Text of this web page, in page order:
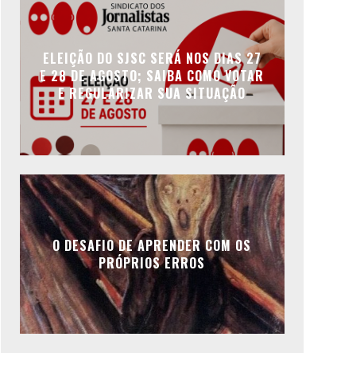
ELEIÇÃO DO SJSC SERÁ NOS DIAS 27
E 28 DE AGOSTO; SAIBA COMO VOTAR
E REGULARIZAR SUA SITUAÇÃO
O DESAFIO DE APRENDER COM OS
PRÓPRIOS ERROS